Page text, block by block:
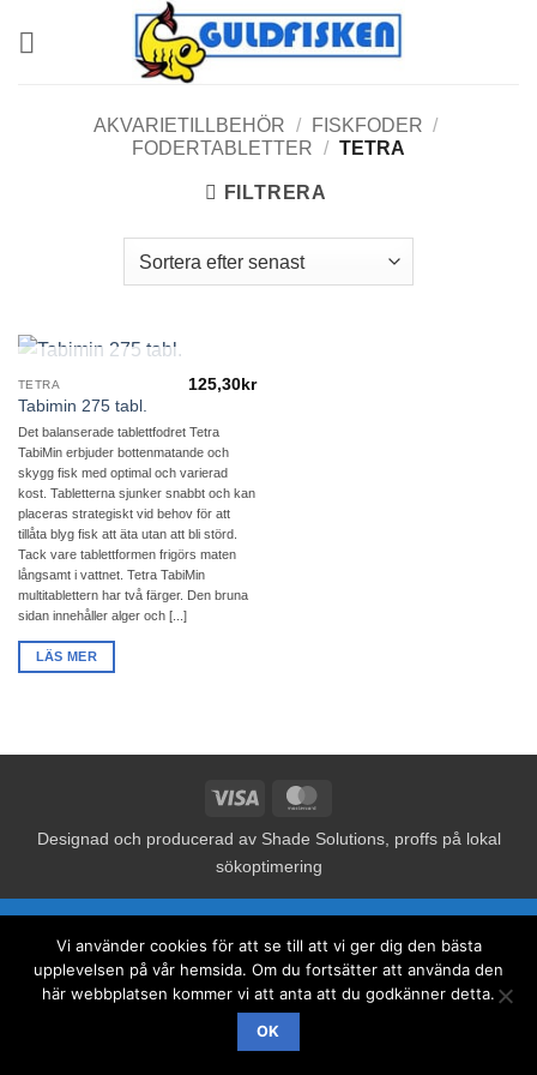
AKVARIETILLBEHÖR / FISKFODER /
FODERTABLETTER / TETRA
FILTRERA
SLUT I LAGER
TETRA
Tabimin 275 tabl.
125,30 kr
Det balanserade tablettfodret Tetra
TabiMin erbjuder bottenmatande och
skygg fisk med optimal och varierad
kost. Tabletterna sjunker snabbt och kan
placeras strategiskt vid behov för att
tillåta blyg fisk att äta utan att bli störd.
Tack vare tablettformen frigörs maten
långsamt i vattnet. Tetra TabiMin
multitablettern har två färger. Den bruna
sidan innehåller alger och [...]
LÄS MER
Visa
Designad och producerad av Shade Solutions, proffs på lokal
sökoptimering
Vi använder cookies för att se till att vi ger dig den bästa
upplevelsen på vår hemsida. Om du fortsätter att använda den
här webbplatsen kommer vi att anta att du godkänner detta.
OK